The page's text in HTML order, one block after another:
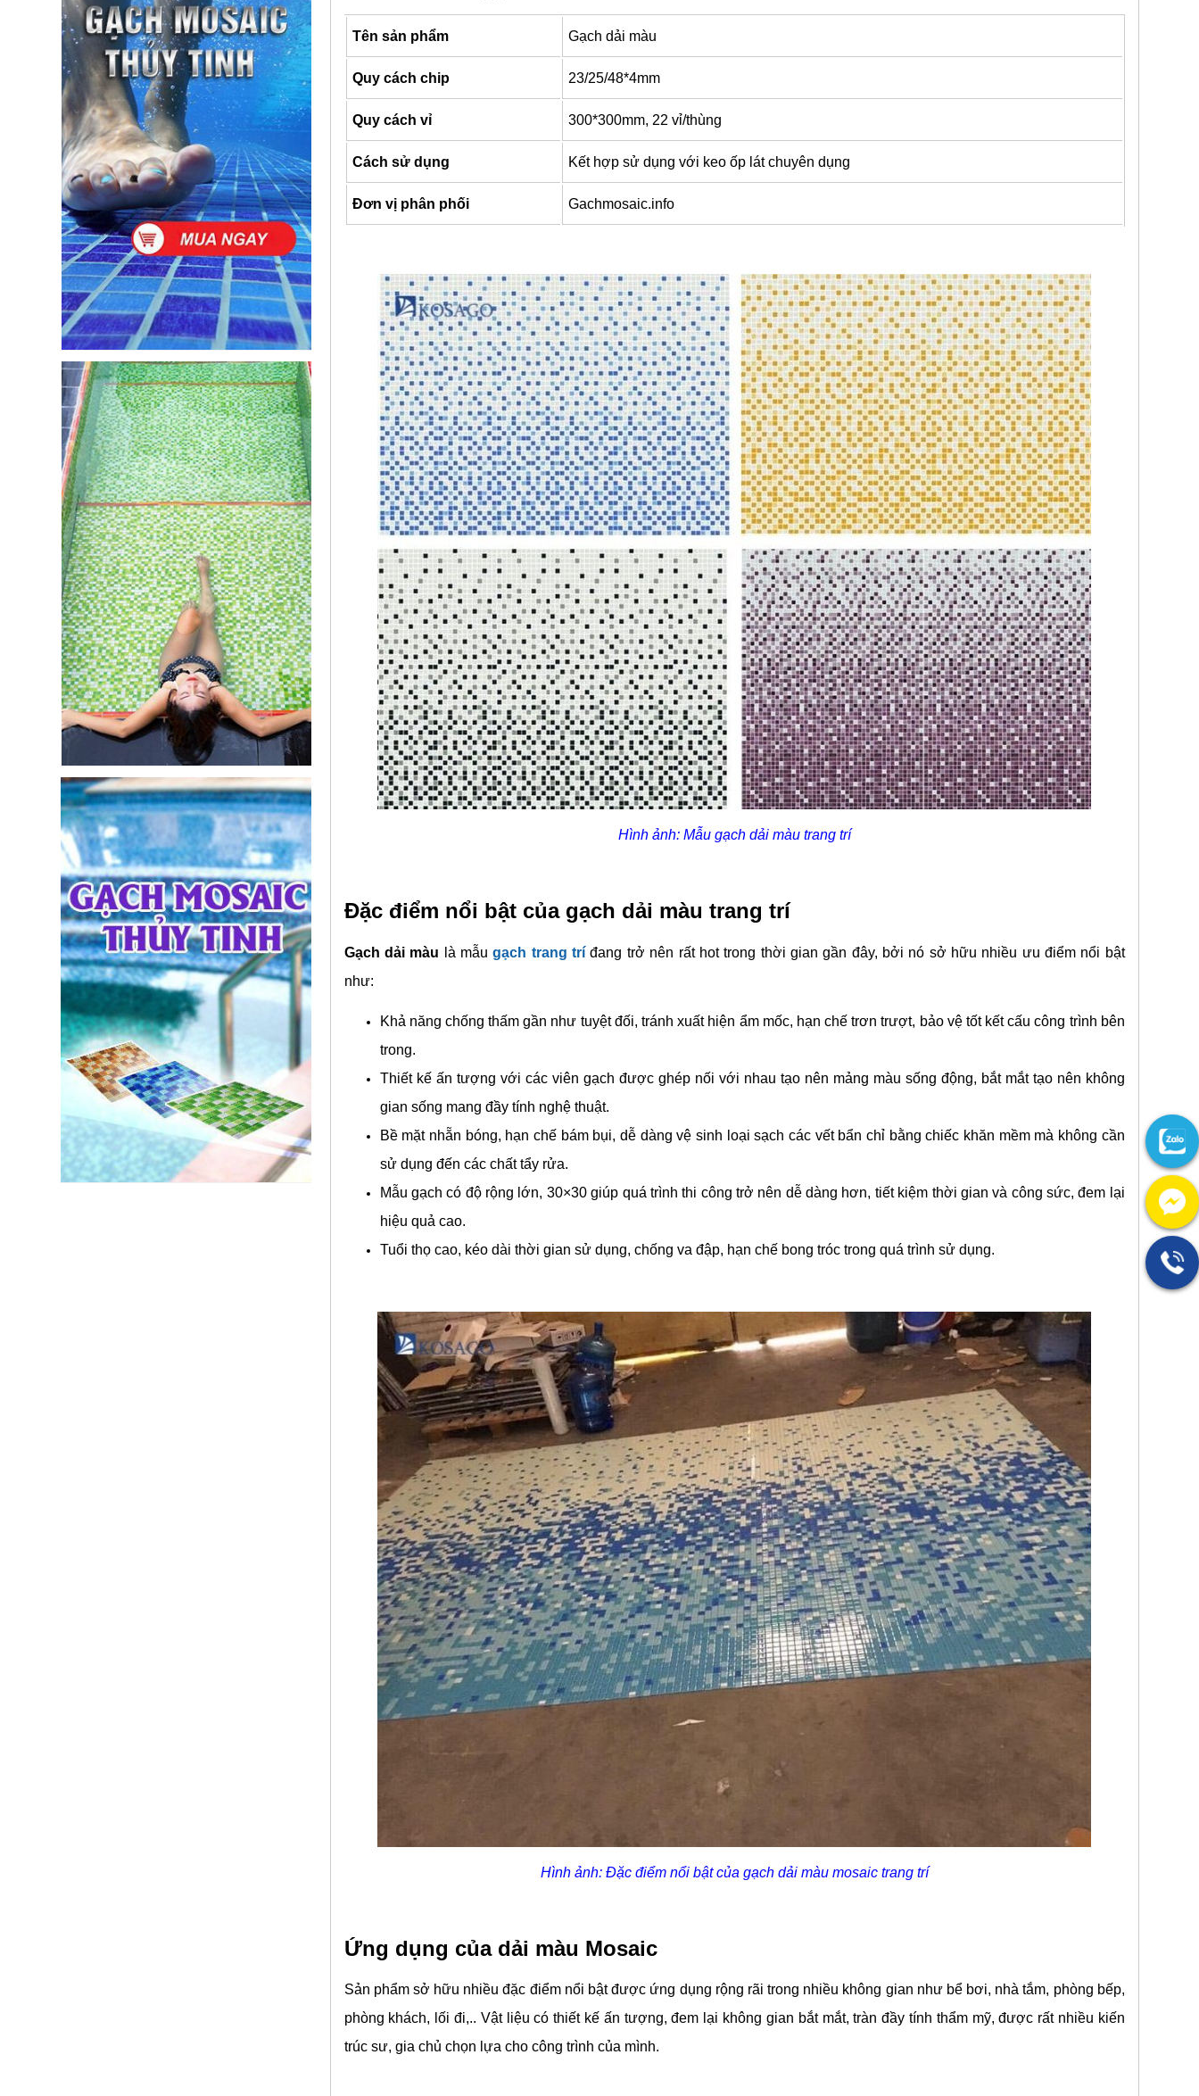
Tên sản phẩm Gạch dải màu
Quy cách chip 23/25/48*4mm
Quy cách vỉ 300*300mm, 22 vỉ/thùng
Cách sử dụng Kết hợp sử dụng với keo ốp lát chuyên dụng
Đơn vị phân phối Gachmosaic.info
Hình ảnh: Mẫu gạch dải màu trang trí
Đặc điểm nổi bật của gạch dải màu trang trí
Gạch dải màu là mẫugạch trang trí đang trở nên rất hot trong thời gian gần đây, bởi nó sở hữu nhiều ưu điểm nổi bật
như:
Khả năng chống thấm gần như tuyệt đối, tránh xuất hiện ẩm mốc, hạn chế trơn trượt, bảo vệ tốt kết cấu công trình bên
trong.
Thiết kế ấn tượng với các viên gạch được ghép nối với nhau tạo nên mảng màu sống động, bắt mắt tạo nên không
gian sống mang đầy tính nghệ thuật.
Bề mặt nhẵn bóng, hạn chế bám bụi, dễ dàng vệ sinh loại sạch các vết bẩn chỉ bằng chiếc khăn mềm mà không cần
sử dụng đến các chất tẩy rửa.
Mẫu gạch có độ rộng lớn, 30×30 giúp quá trình thi công trở nên dễ dàng hơn, tiết kiệm thời gian và công sức, đem lại
hiệu quả cao.
Tuổi thọ cao, kéo dài thời gian sử dụng, chống va đập, hạn chế bong tróc trong quá trình sử dụng.
Hình ảnh: Đặc điểm nổi bật của gạch dải màu mosaic trang trí
Ứng dụng của dải màu Mosaic
Sản phẩm sở hữu nhiều đặc điểm nổi bật được ứng dụng rộng rãi trong nhiều không gian như bể bơi, nhà tắm, phòng bếp,
phòng khách, lối đi,.. Vật liệu có thiết kế ấn tượng, đem lại không gian bắt mắt, tràn đầy tính thẩm mỹ, được rất nhiều kiến
trúc sư, gia chủ chọn lựa cho công trình của mình.